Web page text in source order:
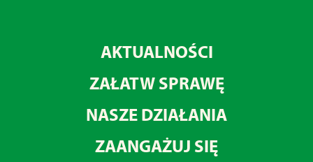
AKTUALNOŚCI
ZAŁATW SPRAWĘ
NASZE DZIAŁANIA
ZAANGAŻUJ SIĘ